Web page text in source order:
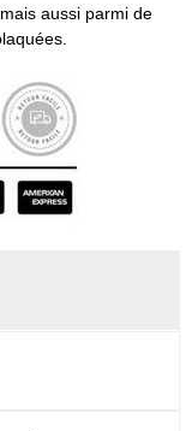
aussi parmi de